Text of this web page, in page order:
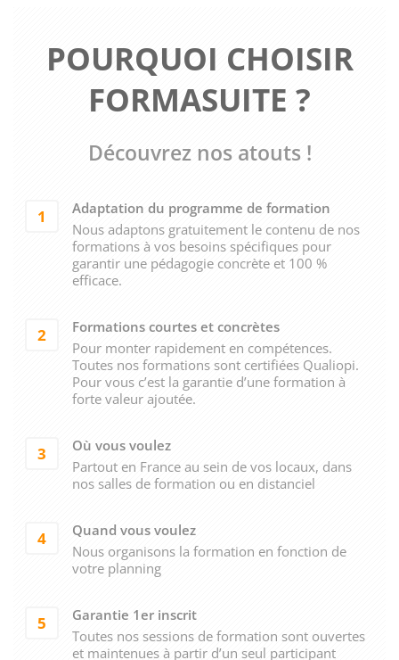
POURQUOI CHOISIR
FORMASUITE ?
Découvrez nos atouts !
1
Adaptation du programme de formation
Nous adaptons gratuitement le contenu de nos
formations à vos besoins spécifiques pour
garantir une pédagogie concrète et 100 %
efficace.
2
Formations courtes et concrètes
Pour monter rapidement en compétences.
Toutes nos formations sont certifiées Qualiopi.
Pour vous c’est la garantie d’une formation à
forte valeur ajoutée.
3
Où vous voulez
Partout en France au sein de vos locaux, dans
nos salles de formation ou en distanciel
4
Quand vous voulez
Nous organisons la formation en fonction de
votre planning
5
Garantie 1er inscrit
Toutes nos sessions de formation sont ouvertes
et maintenues à partir d’un seul participant